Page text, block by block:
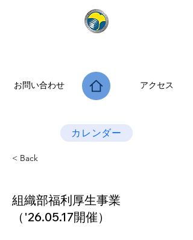
お問い合わせ アクセス
カレンダー
< Back
組織部福利厚生事業
（'26.05.17開催）